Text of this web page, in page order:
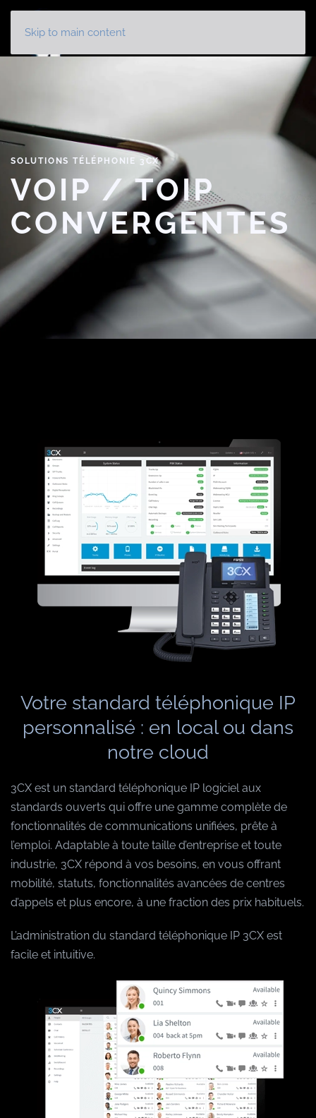
Skip to main content
SOLUTIONS TÉLÉPHONIE 3CX
VOIP / TOIP
CONVERGENTES
Votre standard téléphonique IP
personnalisé : en local ou dans
notre cloud
3CX est un standard téléphonique IP logiciel aux
standards ouverts qui offre une gamme complète de
fonctionnalités de communications unifiées, prête à
l’emploi. Adaptable à toute taille d’entreprise et toute
industrie, 3CX répond à vos besoins, en vous offrant
mobilité, statuts, fonctionnalités avancées de centres
d’appels et plus encore, à une fraction des prix habituels.
L’administration du standard téléphonique IP 3CX est
facile et intuitive.
Panneau de gestion des cookies